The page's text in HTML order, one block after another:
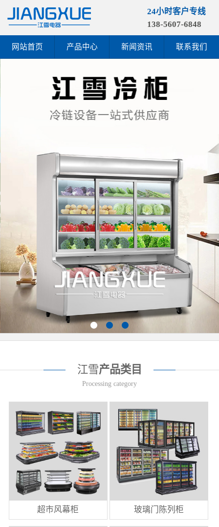
24小时客户专线
138-5607-6848
网站首页 产品中心 新闻资讯 联系我们
江雪产品类目
Processing category
超市风幕柜 玻璃门陈列柜